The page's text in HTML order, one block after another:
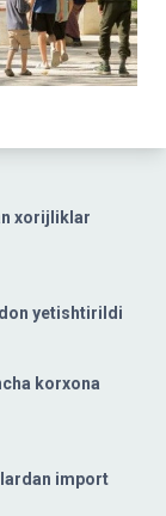
xorijliklar
yetishtirildi
korxona
import